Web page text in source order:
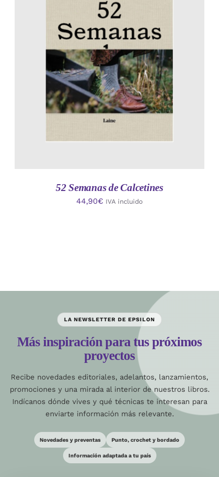
AÑADIR AL CARRITO
/
DETALLES
52 Semanas de Calcetines
44,90€ IVA incluido
LA NEWSLETTER DE EPSILON
Más inspiración para tus próximos
proyectos
Recibe novedades editoriales, adelantos, lanzamientos,
promociones y una mirada al interior de nuestros libros.
Indícanos dónde vives y qué técnicas te interesan para
enviarte información más relevante.
Novedades y preventas Punto, crochet y bordado
Información adaptada a tu país